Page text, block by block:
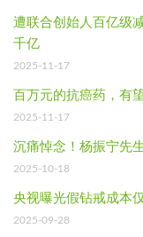
遭联合创始人百亿级
千亿
2025-11-17
百万元的抗癌药，有
2025-11-17
沉痛悼念！杨振宁先
2025-10-18
央视曝光假钻戒成本
2025-09-28